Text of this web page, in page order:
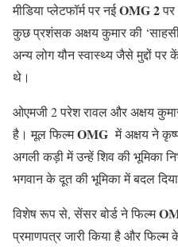
मीडिया प्लेटफॉर्म पर नईOMG 2पर
कुछ प्रशंसक अक्षय कुमार की
अन्य लोग यौन स्वास्थ्य जैसे मुद्दों
थे।
ओएमजी 2 परेश रावल और अक्षय
है। मूल फिल्मOMGमें अक्षय ने
अगली कड़ी में उन्हें शिव की भूमिका
भगवान के दूत की भूमिका में बदल
विशेष रूप से, सेंसर बोर्ड ने फिल्म
प्रमाणपत्र जारी किया है और